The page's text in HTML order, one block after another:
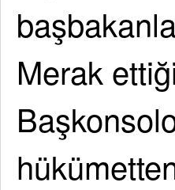
Merak